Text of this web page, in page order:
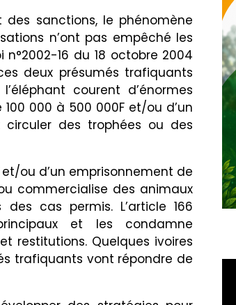
sanctions, le phénomène
n’ont pas empêché les
16 du 18 octobre 2004
deux présumés trafiquants
courent d’énormes
000 à 500 000F et/ou d’un
des trophées ou des
ou d’un emprisonnement de
commercialise des animaux
cas permis. L’article 166
et les condamne
restitutions. Quelques ivoires
trafiquants vont répondre de